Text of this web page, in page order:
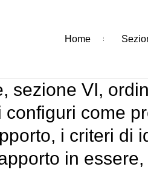
Home
sezione VI,
configuri come
i criteri di
in